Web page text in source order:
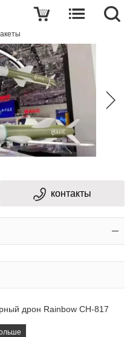
контакты
дрон Rainbow CH-817